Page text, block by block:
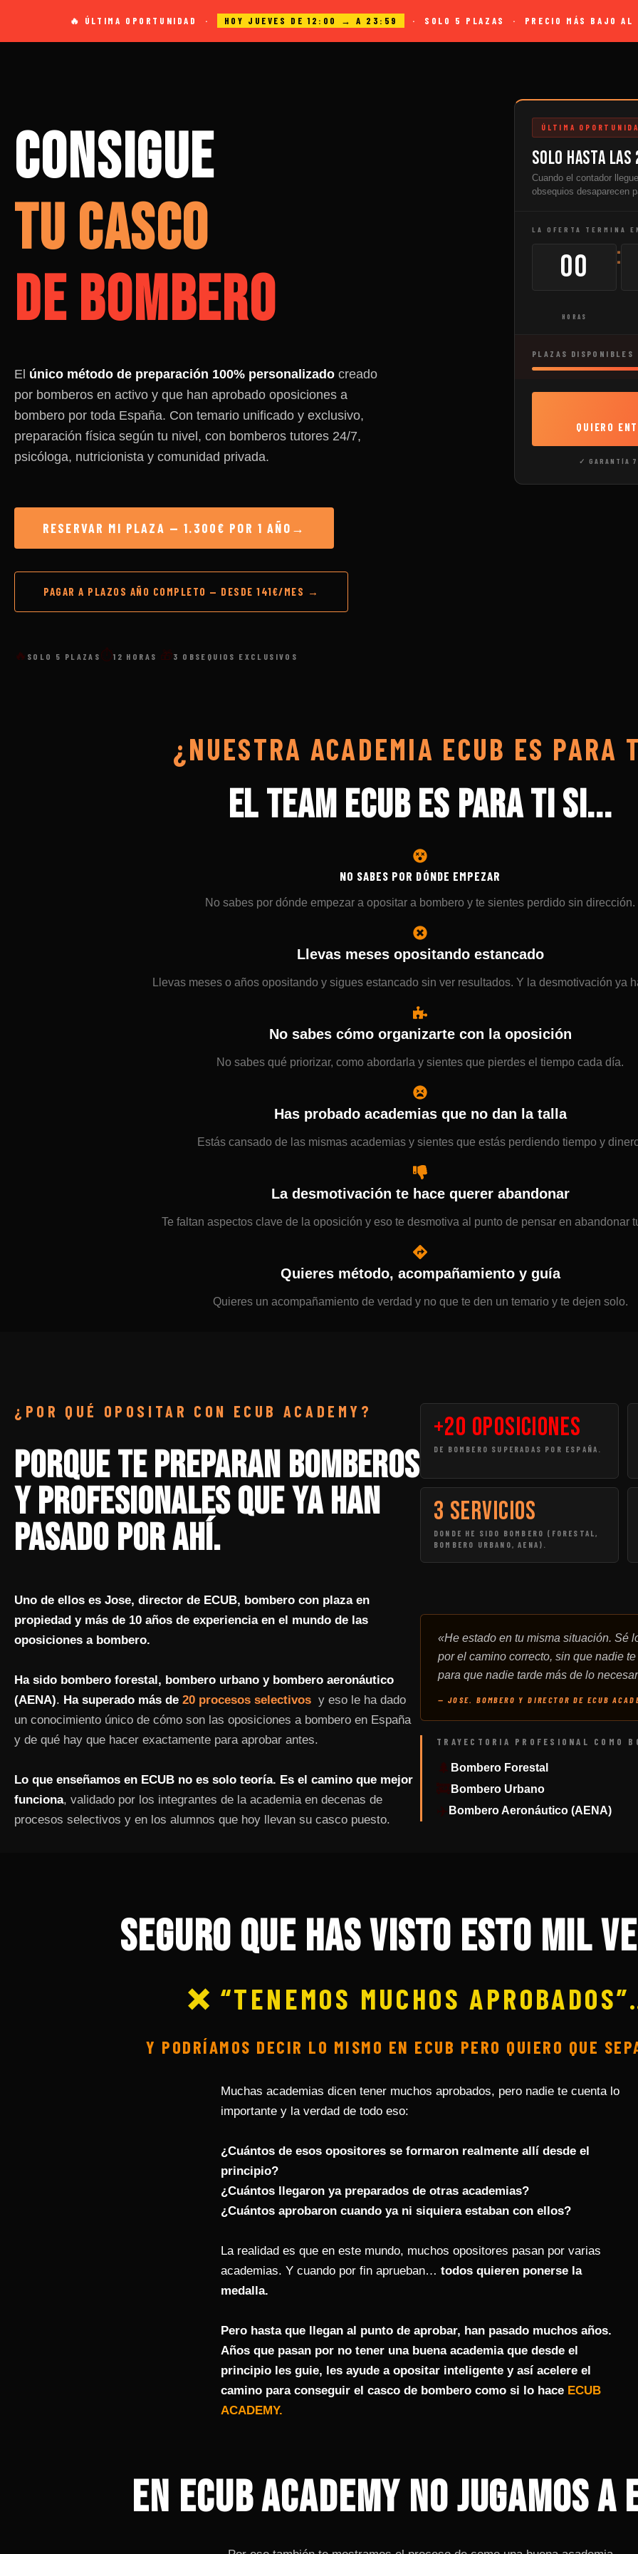
🔥 ÚLTIMA OPORTUNIDAD · HOY JUEVES DE 12:00 → A 23:59 · SOLO 5 PLAZAS · PRECIO MÁS BAJO AL
CONSIGUE
TU CASCO
DE BOMBERO
El único método de preparación 100% personalizado creado
por bomberos en activo y que han aprobado oposiciones a
bombero por toda España. Con temario unificado y exclusivo,
preparación física según tu nivel, con bomberos tutores 24/7,
psicóloga, nutricionista y comunidad privada.
RESERVAR MI PLAZA — 1.300€ POR 1 AÑO→
PAGAR A PLAZOS AÑO COMPLETO — DESDE 141€/MES →
🔥 SOLO 5 PLAZAS ⏱12 HORAS 🎁3 OBSEQUIOS EXCLUSIVOS
ÚLTIMA
Solo hasta las
Cuando el contador
obsequios desaparecen
LA OFERTA TERMINA
00
HORAS
:
PLAZAS DISPONIBLES
QUIERO
✓ GARANTÍA 7
¿NUESTRA ACADEMIA ECUB ES PARA
EL TEAM ECUB ES PARA TI SI...
NO SABES POR DÓNDE EMPEZAR
No sabes por dónde empezar a opositar a bombero y te sientes perdido sin dirección.
Llevas meses opositando estancado
Llevas meses o años opositando y sigues estancado sin ver resultados. Y la desmotivación ya
No sabes cómo organizarte con la oposición
No sabes qué priorizar, como abordarla y sientes que pierdes el tiempo cada día.
Has probado academias que no dan la talla
Estás cansado de las mismas academias y sientes que estás perdiendo tiempo y
La desmotivación te hace querer abandonar
Te faltan aspectos clave de la oposición y eso te desmotiva al punto de pensar en abandonar
Quieres método, acompañamiento y guía
Quieres un acompañamiento de verdad y no que te den un temario y te dejen solo.
¿POR QUÉ OPOSITAR CON ECUB ACADEMY?
Porque te preparan bomberos
y profesionales que ya han
pasado por ahí.
Uno de ellos es Jose, director de ECUB, bombero con plaza en
propiedad y más de 10 años de experiencia en el mundo de las
oposiciones a bombero.
Ha sido bombero forestal, bombero urbano y bombero aeronáutico
(AENA). Ha superado más de 20 procesos selectivos y eso le ha dado
un conocimiento único de cómo son las oposiciones a bombero en España
y de qué hay que hacer exactamente para aprobar antes.
Lo que enseñamos en ECUB no es solo teoría. Es el camino que mejor
funciona, validado por los integrantes de la academia en decenas de
procesos selectivos y en los alumnos que hoy llevan su casco puesto.
+20 Oposiciones
DE BOMBERO SUPERADAS POR ESPAÑA.
3 SERVICIOS
DONDE HE SIDO BOMBERO (FORESTAL,
BOMBERO URBANO, AENA).
«He estado en tu misma situación. Sé
por el camino correcto, sin que nadie
para que nadie tarde más de lo
— JOSE. BOMBERO Y DIRECTOR DE ECUB
TRAYECTORIA PROFESIONAL COMO
🌲 Bombero Forestal
🚒Bombero Urbano
✈️ Bombero Aeronáutico (AENA)
Seguro que has visto esto mil
❌ “TENEMOS MUCHOS
Y PODRÍAMOS DECIR LO MISMO EN ECUB PERO QUIERO QUE
Muchas academias dicen tener muchos aprobados, pero nadie te cuenta lo
importante y la verdad de todo eso:
¿Cuántos de esos opositores se formaron realmente allí desde el
principio?
¿Cuántos llegaron ya preparados de otras academias?
¿Cuántos aprobaron cuando ya ni siquiera estaban con ellos?
La realidad es que en este mundo, muchos opositores pasan por varias
academias. Y cuando por fin aprueban… todos quieren ponerse la
medalla.
Pero hasta que llegan al punto de aprobar, han pasado muchos años.
Años que pasan por no tener una buena academia que desde el
principio les guie, les ayude a opositar inteligente y así acelere el
camino para conseguir el casco de bombero como si lo hace ECUB
ACADEMY.
EN ECUB ACADEMY NO JUGAMOS A